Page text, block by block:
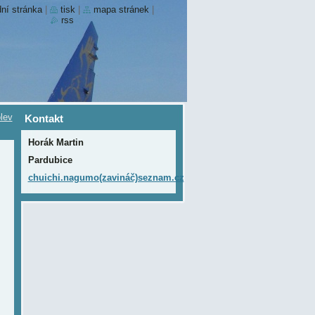
Kontakt
Horák Martin
Pardubice
chuichi.nagumo(zavináč)seznam.cz
stránka tisk mapa stránek
rss